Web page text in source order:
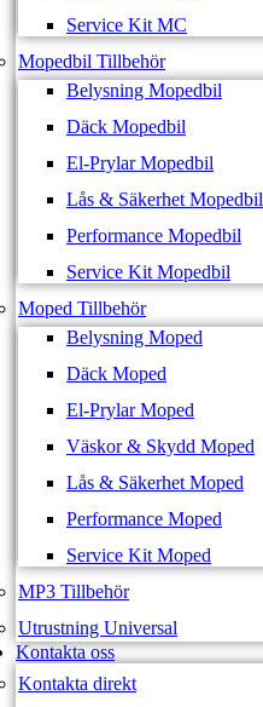
Service Kit MC
Mopedbil Tillbehör
Belysning Mopedbil
Däck Mopedbil
El-Prylar Mopedbil
Lås & Säkerhet Mopedbil
Performance Mopedbil
Service Kit Mopedbil
Moped Tillbehör
Belysning Moped
Däck Moped
El-Prylar Moped
Väskor & Skydd Moped
Lås & Säkerhet Moped
Performance Moped
Service Kit Moped
MP3 Tillbehör
Utrustning Universal
Kontakta oss
Kontakta direkt